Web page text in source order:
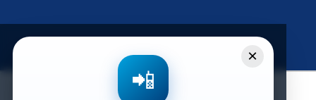
×
📲
Condividi